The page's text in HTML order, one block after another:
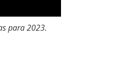
para 2023.